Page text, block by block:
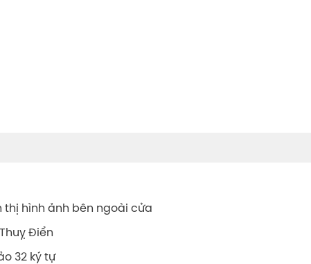
hình ảnh bên ngoài cửa
Điển
32 ký tự